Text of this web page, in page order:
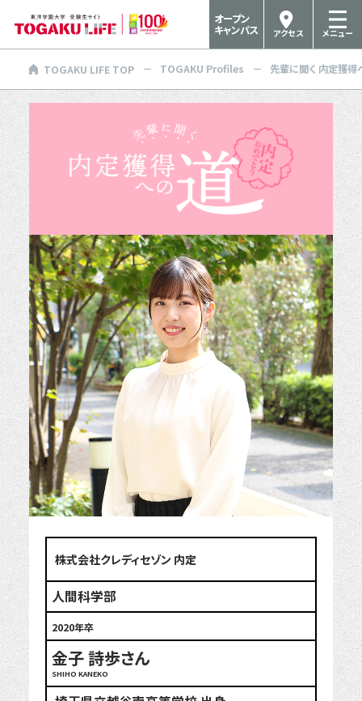
メニュー
アクセス
オープン
キャンパス
TOGAKU LIFE TOP TOGAKU Profiles 先輩に聞く 内定獲得
株式会社クレディセゾン 内定
人間科学部
2020年卒
金子 詩歩さん
SHIHO KANEKO